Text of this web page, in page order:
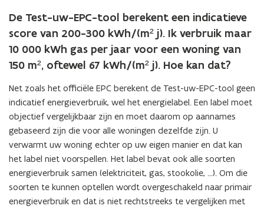
De Test-uw-EPC-tool berekent een indicatieve
score van 200-300 kWh/(m² j). Ik verbruik maar
10 000 kWh gas per jaar voor een woning van
150 m², oftewel 67 kWh/(m² j). Hoe kan dat?
Net zoals het officiële EPC berekent de Test-uw-EPC-tool geen
indicatief energieverbruik, wel het energielabel. Een label moet
objectief vergelijkbaar zijn en moet daarom op aannames
gebaseerd zijn die voor alle woningen dezelfde zijn. U
verwarmt uw woning echter op uw eigen manier en dat kan
het label niet voorspellen. Het label bevat ook alle soorten
energieverbruik samen (elektriciteit, gas, stookolie, …). Om die
soorten te kunnen optellen wordt overgeschakeld naar primair
energieverbruik en dat is niet rechtstreeks te vergelijken met